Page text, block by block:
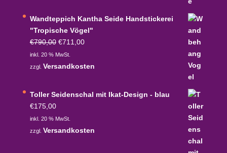
Wandteppich Kantha Seide Handstickerei
"Tropische Vögel"
€790,00 Ursprünglicher
Preis
war:
€711,00Aktueller
ist:
inkl. 20 % MwSt.
zzgl. Versandkosten
Toller Seidenschal mit Ikat-Design - blau
€175,00
inkl. 20 % MwSt.
zzgl. Versandkosten